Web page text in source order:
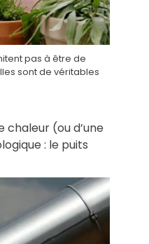
pas à être de
sont de véritables
chaleur (ou d’une
: le puits